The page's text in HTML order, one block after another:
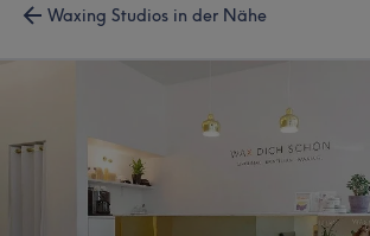
Waxing Studios in der Nähe